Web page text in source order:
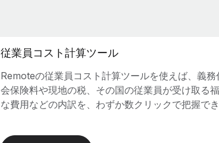
従業員コスト計算ツール
Remoteの従業員コスト計算ツールを使えば、義
会保険料や現地の税、その国の従業員が受け取る
な費用などの内訳を、わずか数クリックで把握でき